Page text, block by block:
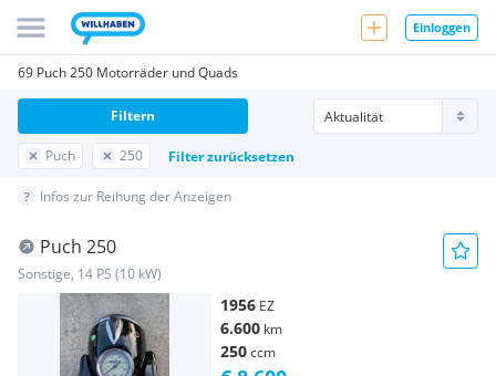
Einloggen
69 Puch 250 Motorräder und Quads
Puch 250 Filter zurücksetzen
Filtern
Infos zur Reihung der Anzeigen
Puch 250
Sonstige, 14 PS (10 kW)
1956 EZ
6.600 km
250ccm